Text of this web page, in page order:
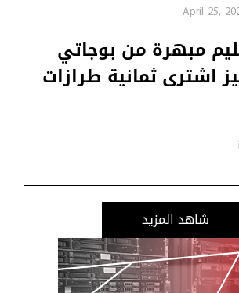
April 25,
مبهرة من بوجاتي
اشترى ثمانية طرازات
شاهد المزيد